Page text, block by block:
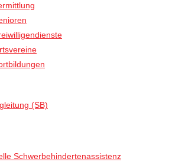
(SB)
Schwerbehindertenassistenz